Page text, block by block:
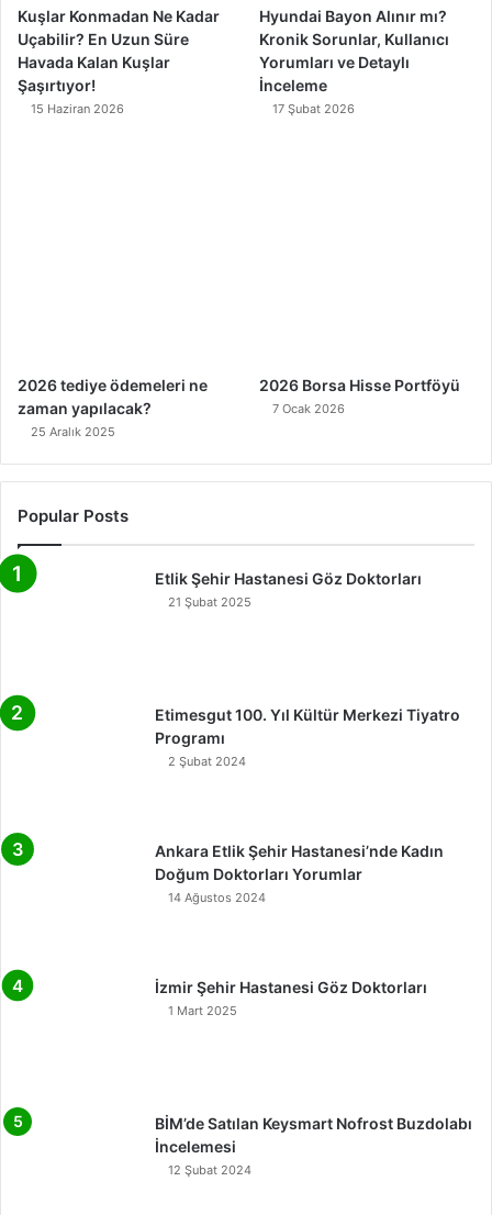
Kuşlar Konmadan Ne Kadar
Uçabilir? En Uzun Süre
Havada Kalan Kuşlar
Şaşırtıyor!
15 Haziran 2026
Hyundai Bayon Alınır mı?
Kronik Sorunlar, Kullanıcı
Yorumları ve Detaylı
İnceleme
17 Şubat 2026
2026 tediye ödemeleri ne
zaman yapılacak?
25 Aralık 2025
2026 Borsa Hisse Portföyü
7 Ocak 2026
Popular Posts
Etlik Şehir Hastanesi Göz Doktorları
21 Şubat 2025
Etimesgut 100. Yıl Kültür Merkezi Tiyatro
Programı
2 Şubat 2024
Ankara Etlik Şehir Hastanesi’nde Kadın
Doğum Doktorları Yorumlar
14 Ağustos 2024
İzmir Şehir Hastanesi Göz Doktorları
1 Mart 2025
BİM’de Satılan Keysmart Nofrost Buzdolabı
İncelemesi
12 Şubat 2024